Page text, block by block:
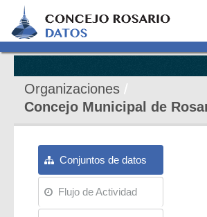
Organizaciones
Concejo Municipal de
Conjuntos de datos
Flujo de Actividad